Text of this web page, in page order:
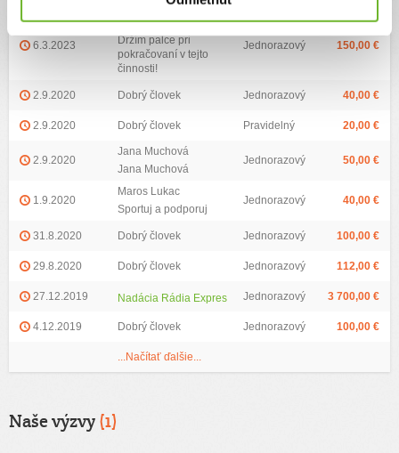
6.3.2023
Ivan M
Držím palce pri
pokračovaní v tejto
činnosti!
Jednorazový 150,00 €
2.9.2020 Dobrý človek Jednorazový 40,00 €
2.9.2020 Dobrý človek Pravidelný 20,00 €
2.9.2020
Jana Muchová
Jana Muchová
Jednorazový 50,00 €
1.9.2020
Maros Lukac
Sportuj a podporuj
Jednorazový 40,00 €
31.8.2020 Dobrý človek Jednorazový 100,00 €
29.8.2020 Dobrý človek Jednorazový 112,00 €
27.12.2019 Nadácia Rádia Expres Jednorazový 3 700,00 €
4.12.2019 Dobrý človek Jednorazový 100,00 €
...Načítať ďalšie...
Naše výzvy(1)